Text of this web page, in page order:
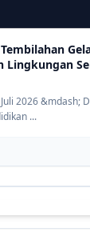
Lingkungan
2026 &mdash;
...